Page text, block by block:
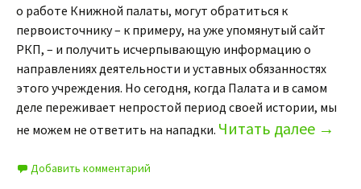
о работе Книжной палаты, могут обратиться к
первоисточнику – к примеру, на уже упомянутый сайт
РКП, – и получить исчерпывающую информацию о
направлениях деятельности и уставных обязанностях
этого учреждения. Но сегодня, когда Палата и в самом
деле переживает непростой период своей истории, мы
не можем не ответить на нападки. Читать далее →
Добавить комментарий